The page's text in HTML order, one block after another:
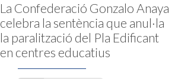
La Confederació Gonzalo Anaya
celebra la sentència que anul·la
la paralització del Pla Edificant
en centres educatius